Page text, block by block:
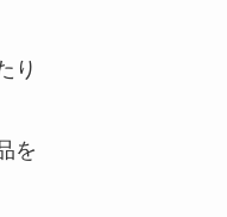
り
を